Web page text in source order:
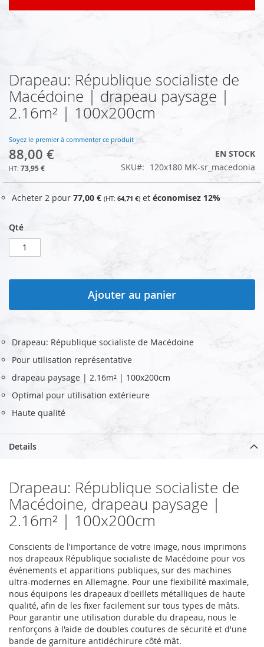
Skip
to
the
beginning
the
images
gallery
Drapeau: République socialiste de
Macédoine | drapeau paysage |
2.16m² | 100x200cm
Soyez le premier à commenter ce produit
88,00 €
73,95 €
EN STOCK
SKU
120x180 MK-sr_macedonia
Acheter 2 pour 77,00 € 64,71 € et économisez 12%
Qté
Ajouter au panier
Drapeau: République socialiste de Macédoine
Pour utilisation représentative
drapeau paysage | 2.16m² | 100x200cm
Optimal pour utilisation extérieure
Haute qualité
Details
Drapeau: République socialiste de
Macédoine, drapeau paysage |
2.16m² | 100x200cm
Conscients de l'importance de votre image, nous imprimons
nos drapeaux République socialiste de Macédoine pour vos
événements et apparitions publiques, sur des machines
ultra-modernes en Allemagne. Pour une flexibilité maximale,
nous équipons les drapeaux d'oeillets métalliques de haute
qualité, afin de les fixer facilement sur tous types de mâts.
Pour garantir une utilisation durable du drapeau, nous le
renforçons à l'aide de doubles coutures de sécurité et d'une
bande de garniture antidéchirure côté mât.